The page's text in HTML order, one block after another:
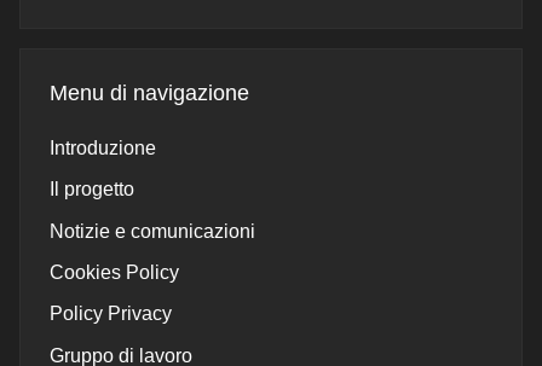
Menu di navigazione
Introduzione
Il progetto
Notizie e comunicazioni
Cookies Policy
Policy Privacy
Gruppo di lavoro